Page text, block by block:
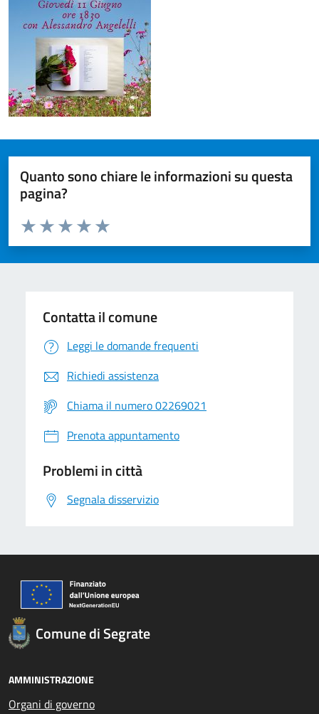
Quanto sono chiare le informazioni su questa
pagina?
Valuta da 1 a 5 stelle la pagina
Valuta 5 stelle su 5
Valuta 4 stelle su 5
Valuta 3 stelle su 5
Valuta 2 stelle su 5
Valuta 1 stelle su 5
Contatta il comune
Leggi le domande frequenti
Richiedi assistenza
Chiama il numero 02269021
Prenota appuntamento
Problemi in città
Segnala disservizio
Comune di Segrate
AMMINISTRAZIONE
Organi di governo